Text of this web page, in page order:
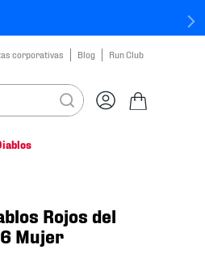
corporativas Blog Run Club
Rojos del
Mujer